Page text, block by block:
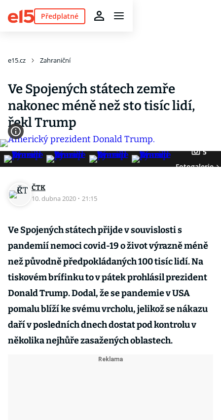
Předplatné
e15.cz Zahraniční
Ve Spojených státech zemře
nakonec méně než sto tisíc lidí,
řekl Trump
5
Fotogalerie
ČTK
10. dubna 2020 · 21:15
Ve Spojených státech přijde v souvislosti s
pandemií nemoci covid-19 o život výrazně méně
než původně předpokládaných 100 tisíc lidí. Na
tiskovém brífinku to v pátek prohlásil prezident
Donald Trump. Dodal, že se pandemie v USA
pomalu blíží ke svému vrcholu, jelikož se nákazu
daří v posledních dnech dostat pod kontrolu v
několika nejhůře zasažených oblastech.